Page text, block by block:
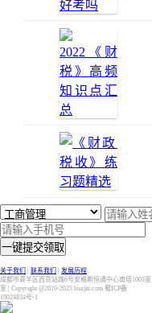
一键提交领取
关于我们 联系我们
发展历程
成都市青羊区西货站路6号安格斯恒通中心南塔1003室
室 | Copyright @2010-2025 huajin.com 蜀ICP备
19024834号-1